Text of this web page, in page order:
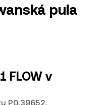
pula
FLOW v
P0,39652.